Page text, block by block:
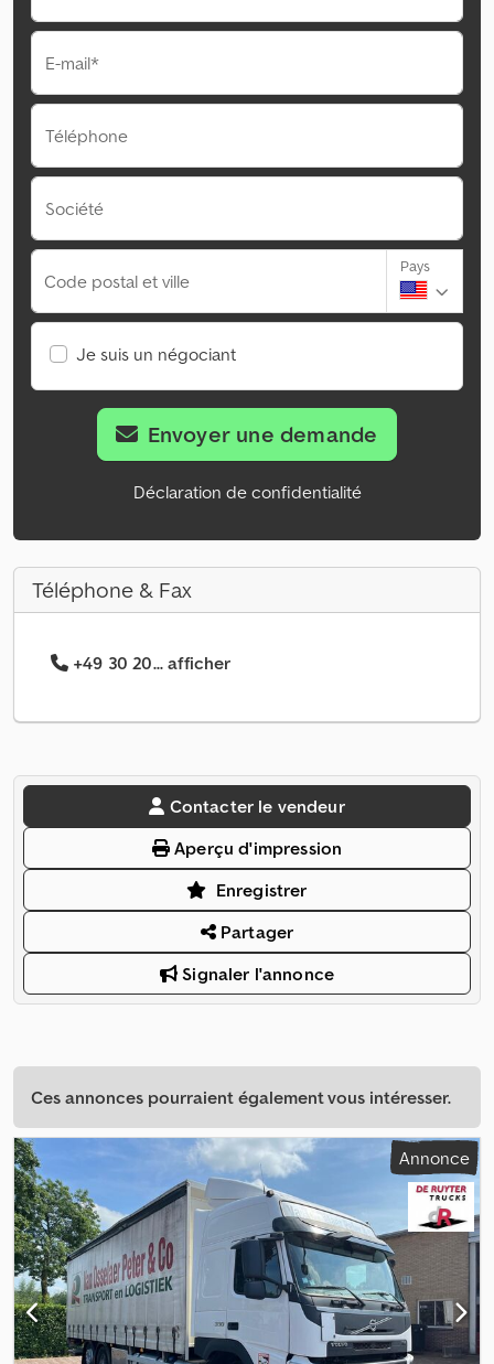
E-mail*
Téléphone
Société
Code postal et ville
Pays
Je suis un négociant
Envoyer une demande
Déclaration de confidentialité
Téléphone & Fax
+49 30 20... afficher
Contacter le vendeur
Aperçu d'impression
Enregistrer
Partager
Signaler l'annonce
Ces annonces pourraient également vous intéresser.
Annonce